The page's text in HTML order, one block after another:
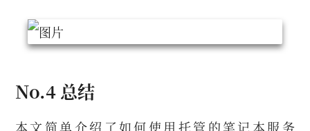
No.4 总结
本文简单介绍了如何使用托管的笔记本服务